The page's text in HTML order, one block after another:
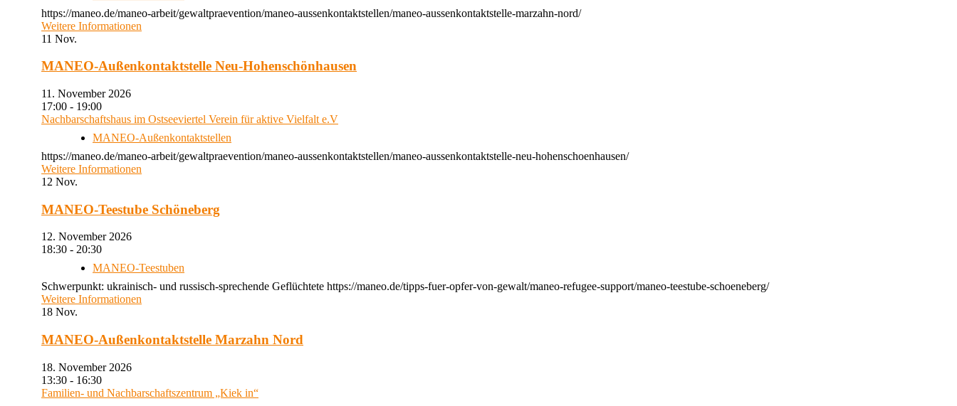
https://maneo.de/maneo-arbeit/gewaltpraevention/maneo-aussenkontaktstellen/maneo-aussenkontaktstelle-marzahn-nord/
Weitere Informationen
11 Nov.
MANEO-Außenkontaktstelle Neu-Hohenschönhausen
11. November 2026
17:00 - 19:00
Nachbarschaftshaus im Ostseeviertel Verein für aktive Vielfalt e.V
MANEO-Außenkontaktstellen
https://maneo.de/maneo-arbeit/gewaltpraevention/maneo-aussenkontaktstellen/maneo-aussenkontaktstelle-neu-hohenschoenhausen/
Weitere Informationen
12 Nov.
MANEO-Teestube Schöneberg
12. November 2026
18:30 - 20:30
MANEO-Teestuben
Schwerpunkt: ukrainisch- und russisch-sprechende Geflüchtete https://maneo.de/tipps-fuer-opfer-von-gewalt/maneo-refugee-support/maneo-teestube-schoeneberg/
Weitere Informationen
18 Nov.
MANEO-Außenkontaktstelle Marzahn Nord
18. November 2026
13:30 - 16:30
Familien- und Nachbarschaftszentrum „Kiek in“